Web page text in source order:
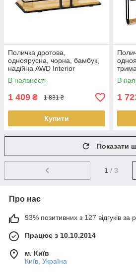
Поличка дротова,
одноярусна, чорна, бамбук,
надійна AWD Interior
02081937 Новинка
В наявності
1 409 ₴ 1 831 ₴
Купити
В
1
Показати
1 / 3
Про нас
93% позитивних з 127 відгуків за
Працює з 10.10.2014
м. Київ
Київ, Україна